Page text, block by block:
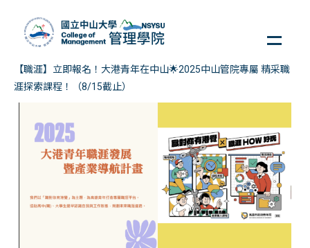
容
【職涯】立即報名！大港青年在中山🌟2025中山管院專屬 精采職
涯探索課程！（8/15截止）